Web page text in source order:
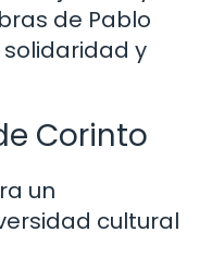
de Pablo
y
Corinto
un
cultural